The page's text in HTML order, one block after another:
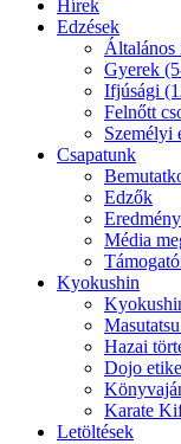
Hírek
Edzések
Gyerek
Ifjúsági
Felnőtt
Személyi
Csapatunk
Edzők
Média
Kyokushin
Hazai
Dojo
Karate
Letöltések